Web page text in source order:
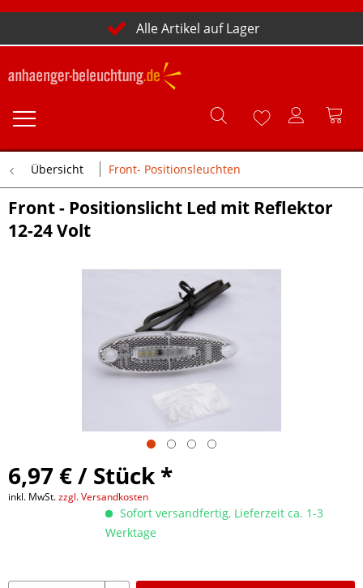
Alle Artikel auf Lager
Übersicht Front- Positionsleuchten
Front - Positionslicht Led mit Reflektor
12-24 Volt
6,97 € / Stück *
inkl. MwSt.zzgl. Versandkosten
Sofort versandfertig, Lieferzeit ca. 1-3
Werktage